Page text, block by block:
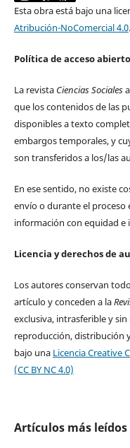
Esta obra está bajo una
Atribución-NoComercial 4.0.
Política de acceso abierto
La revista Ciencias Sociales
que los contenidos de las
disponibles a texto
embargos temporales, y
son transferidos a los/las
En ese sentido, no existe
envío o durante el proceso
información con equidad e
Licencia y derechos de
Los autores conservan
artículo y conceden a la
exclusiva, intrasferible y
reproducción, distribución
bajo una Licencia Creative
(CC BY NC 4.0)
Artículos más